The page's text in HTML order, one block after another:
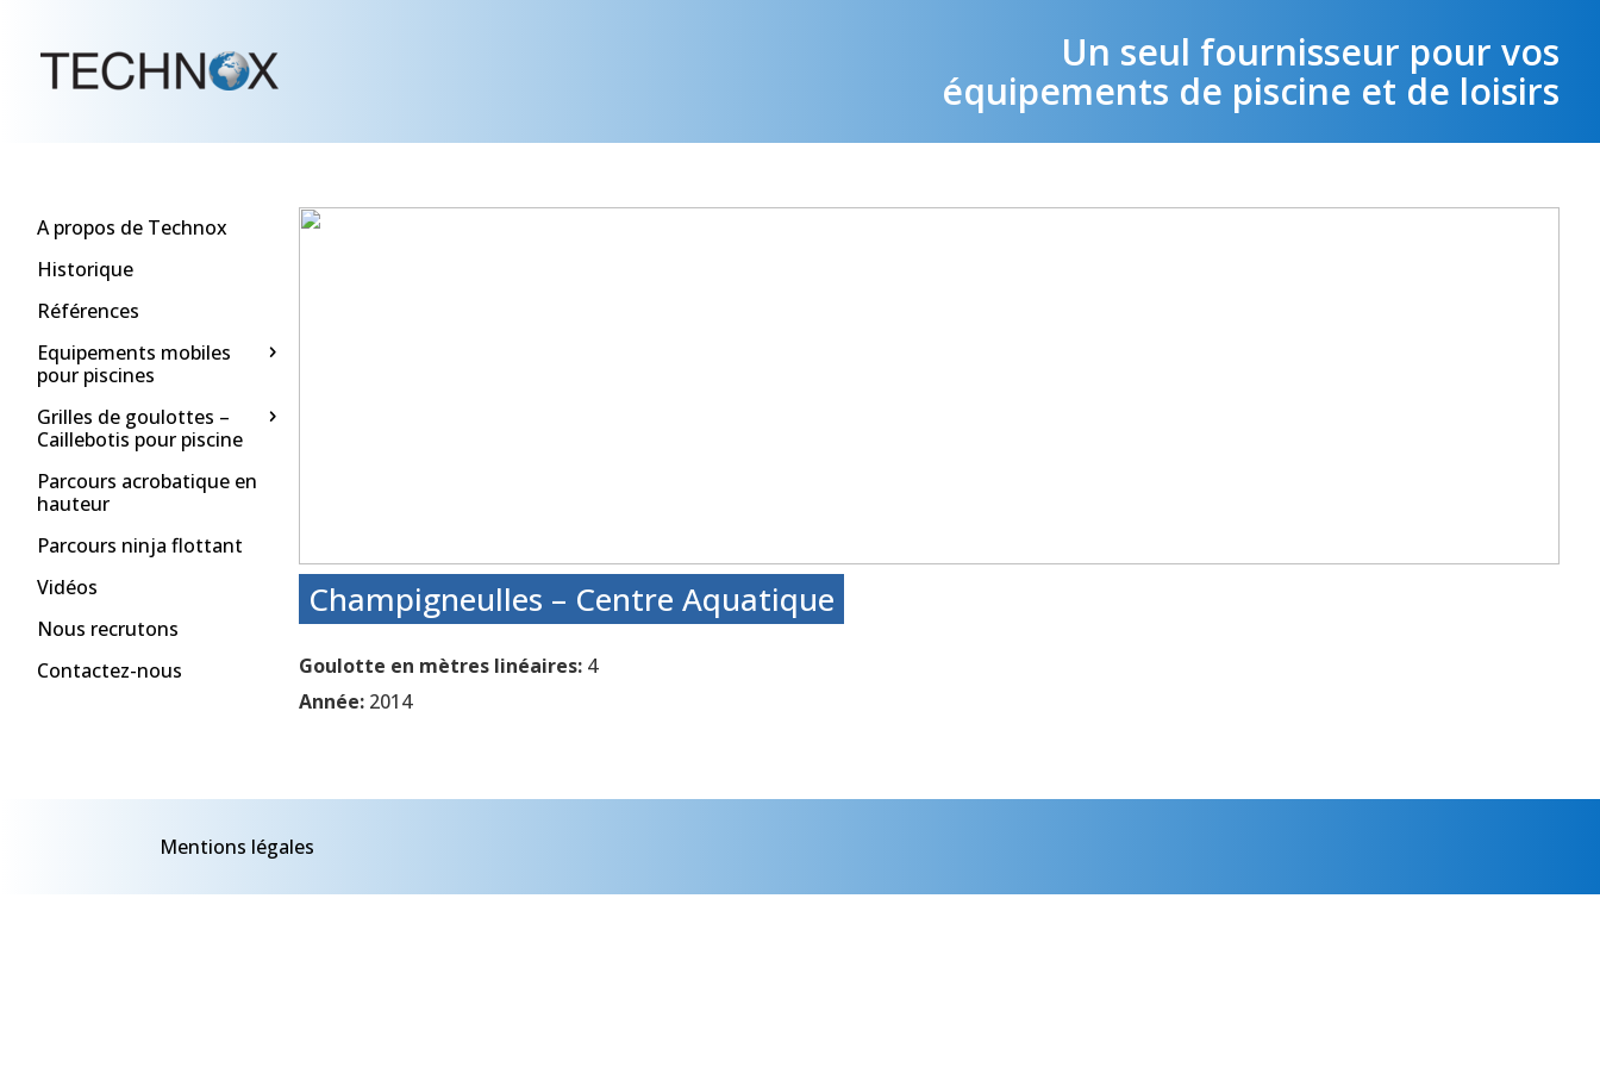
Un seul fournisseur pour vos
équipements de piscine et de loisirs
A propos de Technox
Historique
Références
Equipements mobiles
pour piscines
Grilles de goulottes –
Caillebotis pour piscine
Parcours acrobatique en
hauteur
Parcours ninja flottant
Vidéos
Nous recrutons
Contactez-nous
Champigneulles – Centre Aquatique
Goulotte en mètres linéaires:4
Année:2014
Mentions légales